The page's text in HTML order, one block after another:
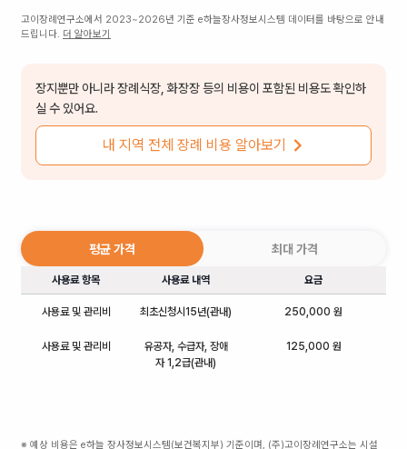
고이장례연구소에서 2023~2026년 기준 e하늘장사정보시스템 데이터를 바탕으로 안내
드립니다. 더 알아보기
장지뿐만 아니라 장례식장, 화장장 등의 비용이 포함된 비용도 확인하
실 수 있어요.
내 지역 전체 장례 비용 알아보기
평균 가격 최대 가격
사용료 항목 사용료 내역 요금
사용료 및 관리비 최초신청시15년(관내) 250,000 원
사용료 및 관리비
유공자, 수급자, 장애
자 1,2급(관내)
125,000 원
※ 예상 비용은 e하늘 장사정보시스템(보건복지부) 기준이며, (주)고이장례연구소는 시설